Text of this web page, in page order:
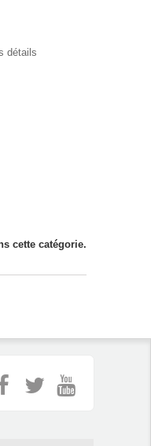
détails
cette catégorie.